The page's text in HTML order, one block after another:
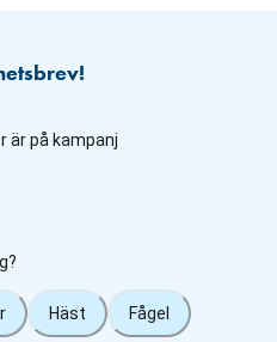
är på kampanj
Häst Fågel